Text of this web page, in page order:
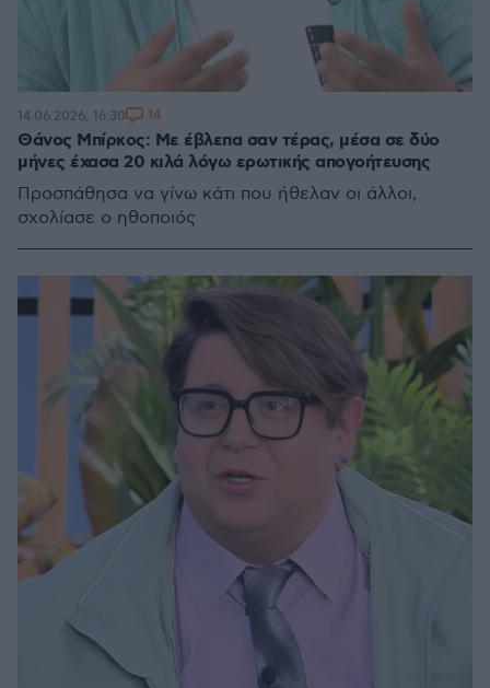
Θάνος Μπίρκος: Με έβλεπα σαν τέρας, μέσα σε δύο
μήνες έχασα 20 κιλά λόγω ερωτικής απογοήτευσης
Προσπάθησα να γίνω κάτι που ήθελαν οι άλλοι,
σχολίασε ο ηθοποιός
14.06.2026, 16:30 14